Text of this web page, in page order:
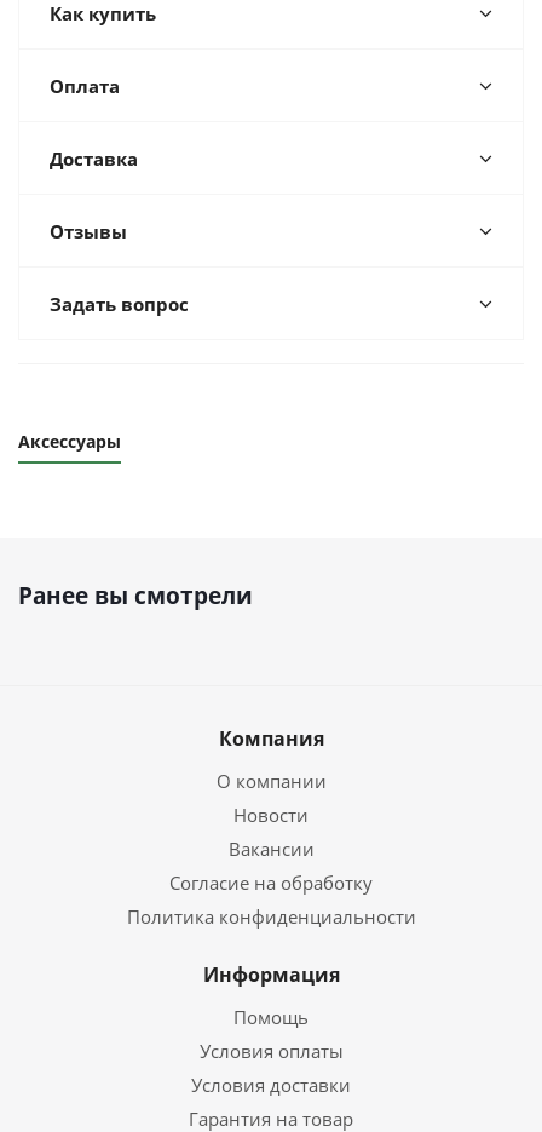
Как купить
Оплата
Доставка
Отзывы
Задать вопрос
Аксессуары
Ранее вы смотрели
Компания
О компании
Новости
Вакансии
Согласие на обработку
Политика конфиденциальности
Информация
Помощь
Условия оплаты
Условия доставки
Гарантия на товар